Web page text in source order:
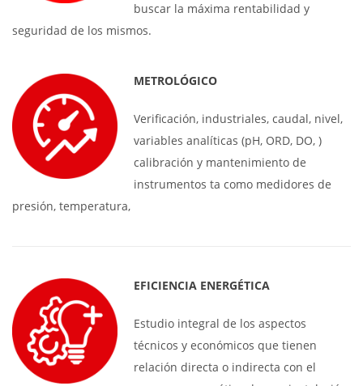
buscar la máxima rentabilidad y
seguridad de los mismos.
METROLÓGICO
Verificación, industriales, caudal, nivel,
variables analíticas (pH, ORD, DO, )
calibración y mantenimiento de
instrumentos ta como medidores de
presión, temperatura,
EFICIENCIA ENERGÉTICA
Estudio integral de los aspectos
técnicos y económicos que tienen
relación directa o indirecta con el